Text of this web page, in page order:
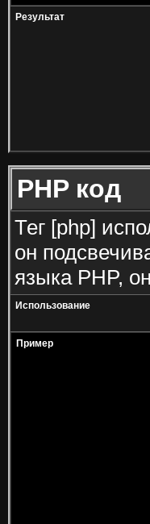
Результат
PHP код
Тег [php]
он
языка PHP,
Использование
Пример